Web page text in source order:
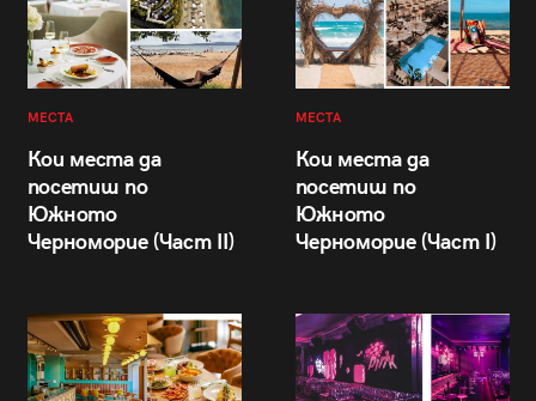
МЕСТА
Кои места да
посетиш по
Южното
Черноморие (Част II)
МЕСТА
Кои места да
посетиш по
Южното
Черноморие (Част I)